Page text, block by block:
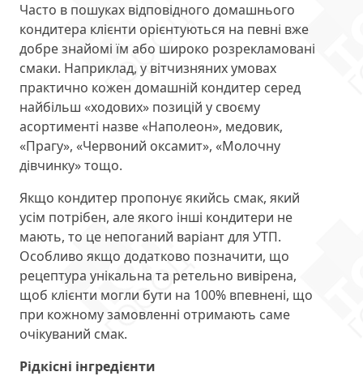
Часто в пошуках відповідного домашнього
кондитера клієнти орієнтуються на певні вже
добре знайомі їм або широко розрекламовані
смаки. Наприклад, у вітчизняних умовах
практично кожен домашній кондитер серед
найбільш «ходових» позицій у своєму
асортименті назве «Наполеон», медовик,
«Прагу», «Червоний оксамит», «Молочну
дівчинку» тощо.
Якщо кондитер пропонує якийсь смак, який
усім потрібен, але якого інші кондитери не
мають, то це непоганий варіант для УТП.
Особливо якщо додатково позначити, що
рецептура унікальна та ретельно вивірена,
щоб клієнти могли бути на 100% впевнені, що
при кожному замовленні отримають саме
очікуваний смак.
Рідкісні інгредієнти